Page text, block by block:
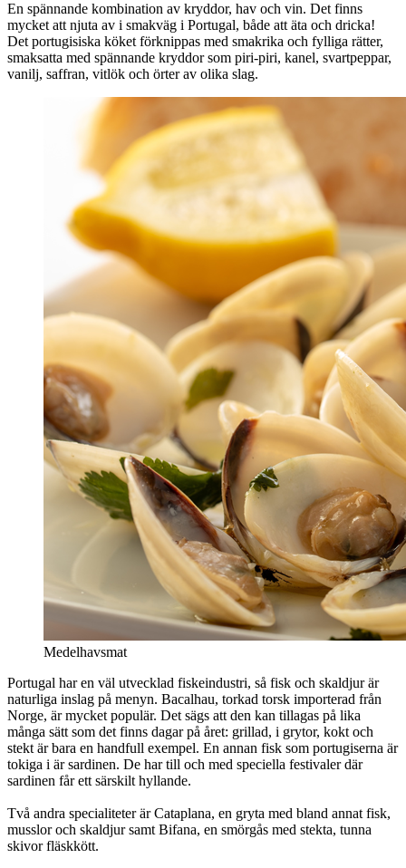
En spännande kombination av kryddor, hav och vin. Det finns
mycket att njuta av i smakväg i Portugal, både att äta och dricka!
Det portugisiska köket förknippas med smakrika och fylliga rätter,
smaksatta med spännande kryddor som piri-piri, kanel, svartpeppar,
vanilj, saffran, vitlök och örter av olika slag.
Medelhavsmat
Portugal har en väl utvecklad fiskeindustri, så fisk och skaldjur är
naturliga inslag på menyn. Bacalhau, torkad torsk importerad från
Norge, är mycket populär. Det sägs att den kan tillagas på lika
många sätt som det finns dagar på året: grillad, i grytor, kokt och
stekt är bara en handfull exempel. En annan fisk som portugiserna är
tokiga i är sardinen. De har till och med speciella festivaler där
sardinen får ett särskilt hyllande.
Två andra specialiteter är Cataplana, en gryta med bland annat fisk,
musslor och skaldjur samt Bifana, en smörgås med stekta, tunna
skivor fläskkött.